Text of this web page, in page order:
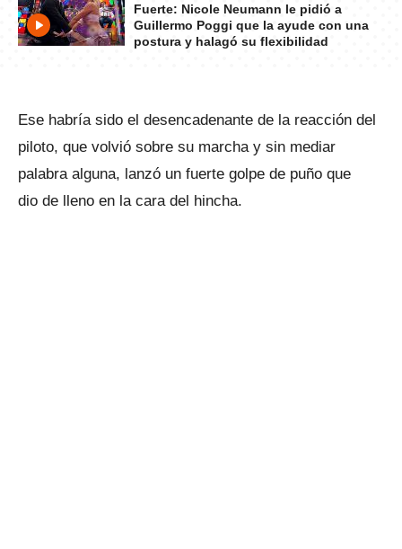
Fuerte: Nicole Neumann le pidió a
Guillermo Poggi que la ayude con una
postura y halagó su flexibilidad
Ese habría sido el desencadenante de la reacción del
piloto, que volvió sobre su marcha y sin mediar
palabra alguna, lanzó un fuerte golpe de puño que
dio de lleno en la cara del hincha.